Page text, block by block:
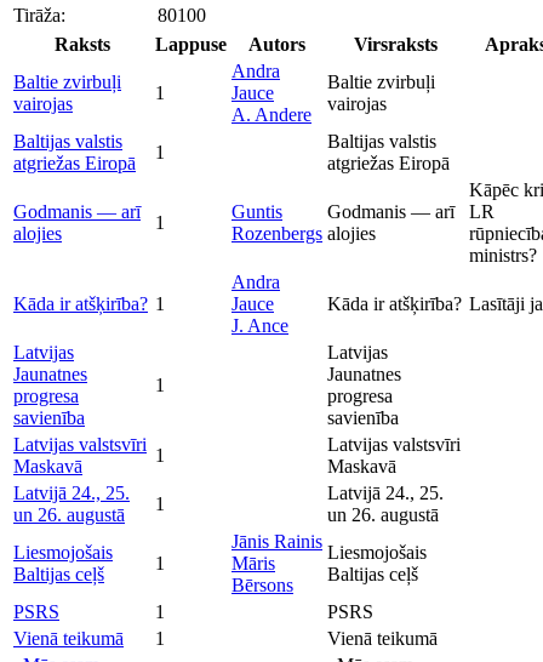
Tirāža:
80100
Raksts
Lappuse Autors Virsraksts
Baltie zvirbuļi
vairojas
1
Andra
Jauce
A. Andere
Baltie zvirbuļi
vairojas
Baltijas valstis
atgriežas Eiropā
1
Baltijas valstis
atgriežas Eiropā
Godmanis — arī
alojies
1
Guntis
Rozenbergs
Godmanis — arī
alojies
Kāpēc
LR
ministrs?
Kāda ir atšķirība? 1
Andra
Jauce
J. Ance
Kāda ir atšķirība? Lasītāji
Latvijas
Jaunatnes
progresa
savienība
1
Latvijas
Jaunatnes
progresa
savienība
Latvijas valstsvīri
Maskavā
1
Latvijas valstsvīri
Maskavā
Latvijā 24., 25.
un 26. augustā
1
Latvijā 24., 25.
un 26. augustā
Liesmojošais
Baltijas ceļš
1
Jānis Rainis
Māris
Bērsons
Liesmojošais
Baltijas ceļš
PSRS
1
PSRS
Vienā teikumā
1
Vienā teikumā